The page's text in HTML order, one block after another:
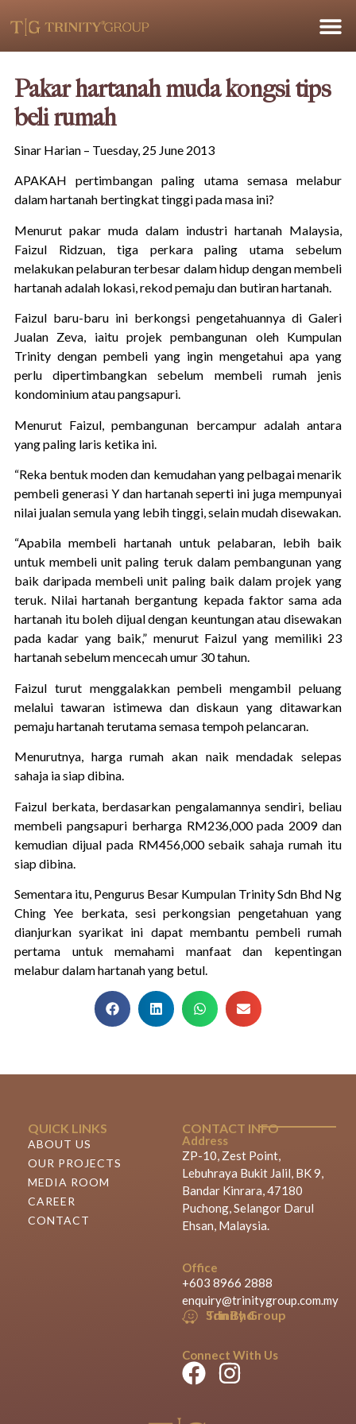
Pakar hartanah muda kongsi tips
beli rumah
Sinar Harian – Tuesday, 25 June 2013
APAKAH pertimbangan paling utama semasa melabur
dalam hartanah bertingkat tinggi pada masa ini?
Menurut pakar muda dalam industri hartanah Malaysia,
Faizul Ridzuan, tiga perkara paling utama sebelum
melakukan pelaburan terbesar dalam hidup dengan membeli
hartanah adalah lokasi, rekod pemaju dan butiran hartanah.
Faizul baru-baru ini berkongsi pengetahuannya di Galeri
Jualan Zeva, iaitu projek pembangunan oleh Kumpulan
Trinity dengan pembeli yang ingin mengetahui apa yang
perlu dipertimbangkan sebelum membeli rumah jenis
kondominium atau pangsapuri.
Menurut Faizul, pembangunan bercampur adalah antara
yang paling laris ketika ini.
“Reka bentuk moden dan kemudahan yang pelbagai menarik
pembeli generasi Y dan hartanah seperti ini juga mempunyai
nilai jualan semula yang lebih tinggi, selain mudah disewakan.
“Apabila membeli hartanah untuk pelabaran, lebih baik
untuk membeli unit paling teruk dalam pembangunan yang
baik daripada membeli unit paling baik dalam projek yang
teruk. Nilai hartanah bergantung kepada faktor sama ada
hartanah itu boleh dijual dengan keuntungan atau disewakan
pada kadar yang baik,” menurut Faizul yang memiliki 23
hartanah sebelum mencecah umur 30 tahun.
Faizul turut menggalakkan pembeli mengambil peluang
melalui tawaran istimewa dan diskaun yang ditawarkan
pemaju hartanah terutama semasa tempoh pelancaran.
Menurutnya, harga rumah akan naik mendadak selepas
sahaja ia siap dibina.
Faizul berkata, berdasarkan pengalamannya sendiri, beliau
membeli pangsapuri berharga RM236,000 pada 2009 dan
kemudian dijual pada RM456,000 sebaik sahaja rumah itu
siap dibina.
Sementara itu, Pengurus Besar Kumpulan Trinity Sdn Bhd Ng
Ching Yee berkata, sesi perkongsian pengetahuan yang
dianjurkan syarikat ini dapat membantu pembeli rumah
pertama untuk memahami manfaat dan kepentingan
melabur dalam hartanah yang betul.
QUICK LINKS
ABOUT US
OUR PROJECTS
MEDIA ROOM
CAREER
CONTACT
CONTACT INFO
Address
ZP-10, Zest Point,
Lebuhraya Bukit Jalil, BK 9,
Bandar Kinrara, 47180
Puchong, Selangor Darul
Ehsan, Malaysia.
Office
+603 8966 2888
enquiry@trinitygroup.com.my
Trinity Group Sdn Bhd
Connect With Us